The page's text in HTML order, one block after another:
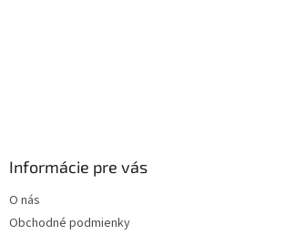
Informácie pre vás
O nás
Obchodné podmienky